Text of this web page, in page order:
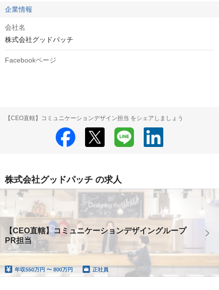
企業情報
会社名
株式会社グッドパッチ
Facebookページ
【CEO直轄】コミュニケーションデザイン担当 をシェアしましょう
株式会社グッドパッチ の求人
【CEO直轄】コミュニケーションデザイングループ
PR担当
年収550万円 〜 800万円 正社員